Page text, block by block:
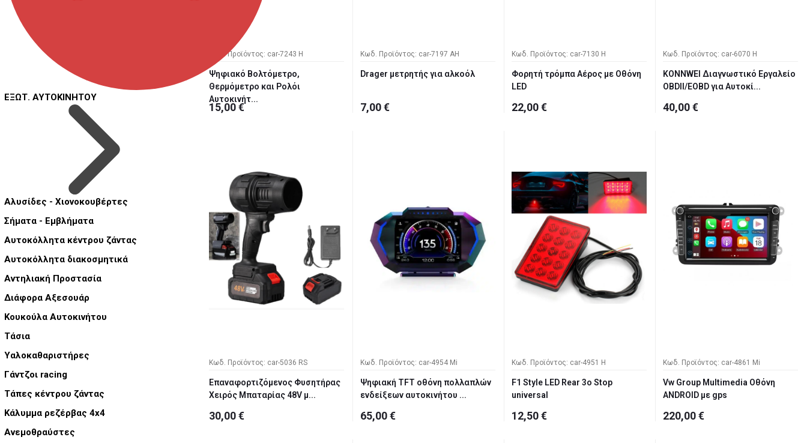
ΕΞΩΤ. ΑΥΤΟΚΙΝΗΤΟΥ
Αλυσίδες - Χιονοκουβέρτες
Σήματα - Εμβλήματα
Αυτοκόλλητα κέντρου ζάντας
Αυτοκόλλητα διακοσμητικά
Αντηλιακή Προστασία
Διάφορα Αξεσουάρ
Κουκούλα Αυτοκινήτου
Τάσια
Υαλοκαθαριστήρες
Γάντζοι racing
Τάπες κέντρου ζάντας
Κάλυμμα ρεζέρβας 4x4
Ανεμοθραύστες
Κωδ. Προϊόντος: car-7243 H
Ψηφιακό Βολτόμετρο,
Θερμόμετρο και Ρολόι
Αυτοκινήτ...
15,00 €
Κωδ. Προϊόντος: car-7197 AH
Drager μετρητής για αλκοόλ
7,00 €
Κωδ. Προϊόντος: car-7130 H
Φορητή τρόμπα Αέρος με Οθόνη
LED
22,00 €
Κωδ. Προϊόντος: car-6070 H
KONNWEI Διαγνωστικό Εργαλείο
OBDII/EOBD για Αυτοκί...
40,00 €
Κωδ. Προϊόντος: car-5036 RS
Επαναφορτιζόμενος Φυσητήρας
Χειρός Μπαταρίας 48V μ...
30,00 €
Κωδ. Προϊόντος: car-4954 Mi
Ψηφιακή TFT οθόνη πολλαπλών
ενδείξεων αυτοκινήτου ...
65,00 €
Κωδ. Προϊόντος: car-4951 H
F1 Style LED Rear 3ο Stop
universal
12,50 €
Κωδ. Προϊόντος: car-4861 Mi
Vw Group Multimedia Οθόνη
ANDROID με gps
220,00 €